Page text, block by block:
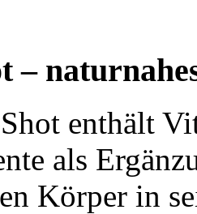
–
enthält
als
Körper in